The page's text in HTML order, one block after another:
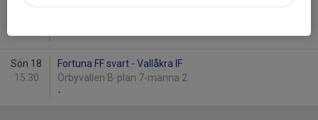
-
Sön 18
15:30
Fortuna FF svart - Vallåkra IF
Örbyvallen B-plan 7-manna 2
-